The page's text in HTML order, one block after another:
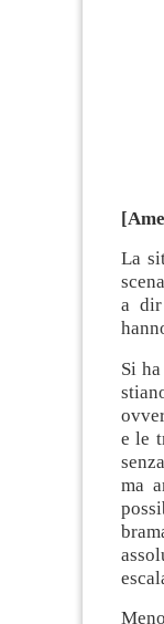
La
a dir
Si
e le
ma